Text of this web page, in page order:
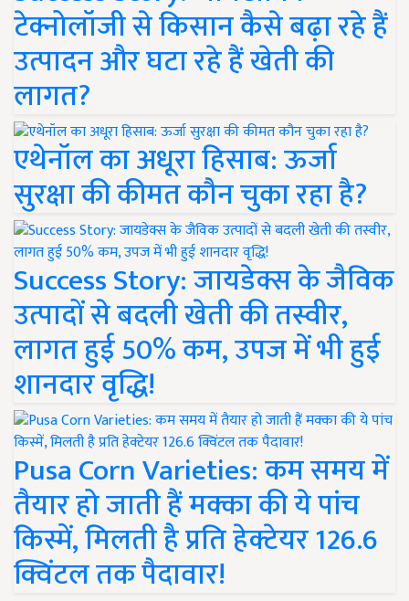
टेक्नोलॉजी से किसान कैसे बढ़ा रहे हैं
उत्पादन और घटा रहे हैं खेती की
लागत?
एथेनॉल का अधूरा हिसाब: ऊर्जा
सुरक्षा की कीमत कौन चुका रहा है?
Success Story: जायडेक्स के जैविक
उत्पादों से बदली खेती की तस्वीर,
लागत हुई 50% कम, उपज में भी हुई
शानदार वृद्धि!
Pusa Corn Varieties: कम समय में
तैयार हो जाती हैं मक्का की ये पांच
किस्में, मिलती है प्रति हेक्टेयर 126.6
क्विंटल तक पैदावार!